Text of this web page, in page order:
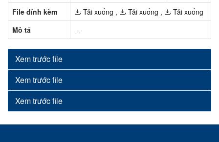
File đính kèm
Tải xuống , Tải xuống ,
Tải xuống
Mô tả
---
Xem trước file
Xem trước file
Xem trước file